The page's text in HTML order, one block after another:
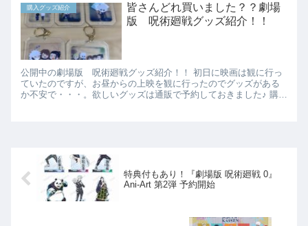
購入グッズ紹介
皆さんどれ買いました？？劇場
版 呪術廻戦グッズ紹介！！
公開中の劇場版 呪術廻戦グッズ紹介！！ 初日に映画は観に行っ
ていたのですが、お昼からの上映を観に行ったのでグッズがある
か不安で・・・。欲しいグッズは通販で予約しておきました♪ 購入
特典付もあり！『劇場版 呪術廻戦 0』
Ani-Art 第2弾 予約開始